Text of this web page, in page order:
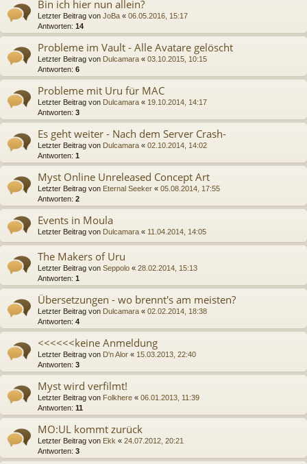
Bin ich hier nun allein?
Letzter Beitrag von JoBa « 06.05.2016, 15:17
Antworten: 14
Probleme im Vault - Alle Avatare gelöscht
Letzter Beitrag von Dulcamara « 03.10.2015, 10:15
Antworten: 6
Probleme mit Uru für MAC
Letzter Beitrag von Dulcamara « 19.10.2014, 14:17
Antworten: 3
Es geht weiter - Nach dem Server Crash-
Letzter Beitrag von Dulcamara « 02.10.2014, 14:02
Antworten: 1
Myst Online Unreleased Concept Art
Letzter Beitrag von Eternal Seeker « 05.08.2014, 17:55
Antworten: 2
Events in Moula
Letzter Beitrag von Dulcamara « 11.04.2014, 14:05
The Makers of Uru
Letzter Beitrag von Seppolo « 28.02.2014, 15:13
Antworten: 1
Übersetzungen - wo brennt's am meisten?
Letzter Beitrag von Dulcamara « 02.02.2014, 18:38
Antworten: 4
<<<<<<keine Anmeldung
Letzter Beitrag von D'n Alor « 15.03.2013, 22:40
Antworten: 3
Myst wird verfilmt!
Letzter Beitrag von Folkhere « 06.01.2013, 11:39
Antworten: 11
MO:UL kommt zurück
Letzter Beitrag von Ekk « 24.07.2012, 20:21
Antworten: 3